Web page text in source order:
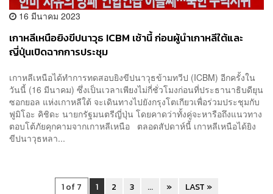
16 มีนาคม 2023
เกาหลีเหนือยิงขีปนาวุธ ICBM เช้านี้ ก่อนผู้นำเกาหลีใต้และ
ญี่ปุ่นเปิดฉากการประชุม
เกาหลีเหนือได้ทำการทดสอบยิงขีปนาวุธข้ามทวีป (ICBM) อีกครั้งใน
วันนี้ (16 มีนาคม) ซึ่งเป็นเวลาเพียงไม่กี่ชั่วโมงก่อนที่ประธานาธิบดียุน
ซอกยอล แห่งเกาหลีใต้ จะเดินทางไปยังกรุงโตเกียวเพื่อร่วมประชุมกับ
ฟูมิโอะ คิชิดะ นายกรัฐมนตรีญี่ปุ่น โดยคาดว่าทั้งคู่จะหารือถึงแนวทาง
ตอบโต้ภัยคุกคามจากเกาหลีเหนือ ตลอดสัปดาห์นี้ เกาหลีเหนือได้ยิง
ขีปนาวุธหลา...
1 of 7 1 2 3 ... » LAST »